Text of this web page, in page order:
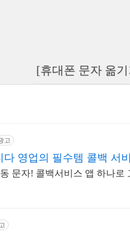
[휴대폰 문자 옮
고
다 영업의 필수템 콜백 서
문자! 콜백서비스 앱 하나로